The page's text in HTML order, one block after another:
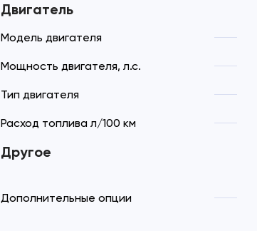
Двигатель
Модель двигателя
Мощность двигателя, л.с.
Тип двигателя
Расход топлива л/100 км
Другое
Дополнительные опции